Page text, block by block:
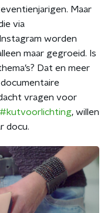
Maar
via
worden
maar gegroeid. Is
Dat en meer
vragen voor
#kutvoorlichting, willen
docu.